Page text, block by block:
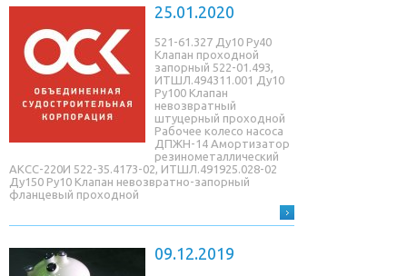
25.01.2020
521-61.327 Ду10 Ру40
Клапан проходной
запорный 522-01.493,
ИТШЛ.494311.001 Ду10
Ру100 Клапан
невозвратный
штуцерный проходной
Рабочее колесо насоса
ДПЖН-14 Амортизатор
резинометаллический
АКСС-220И 522-35.4173-02, ИТШЛ.491925.028-02
Ду150 Ру10 Клапан невозвратно-запорный
фланцевый проходной
09.12.2019